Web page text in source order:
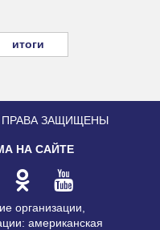
итоги
ПРАВА ЗАЩИЩЕНЫ
НА САЙТЕ
организации,
американская